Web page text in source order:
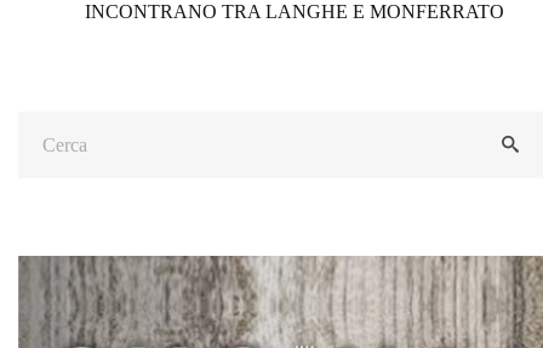
INCONTRANO TRA LANGHE E MONFERRATO